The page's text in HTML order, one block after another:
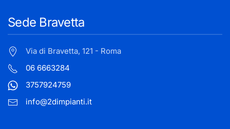
Sede Bravetta
Via di Bravetta, 121 - Roma
06 6663284
3757924759
info@2dimpianti.it